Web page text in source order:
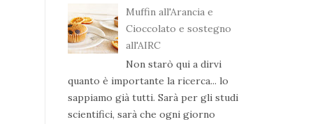
Muffin all'Arancia e
Cioccolato e sostegno
all'AIRC
Non starò qui a dirvi
quanto è importante la ricerca... lo
sappiamo già tutti. Sarà per gli studi
scientifici, sarà che ogni giorno